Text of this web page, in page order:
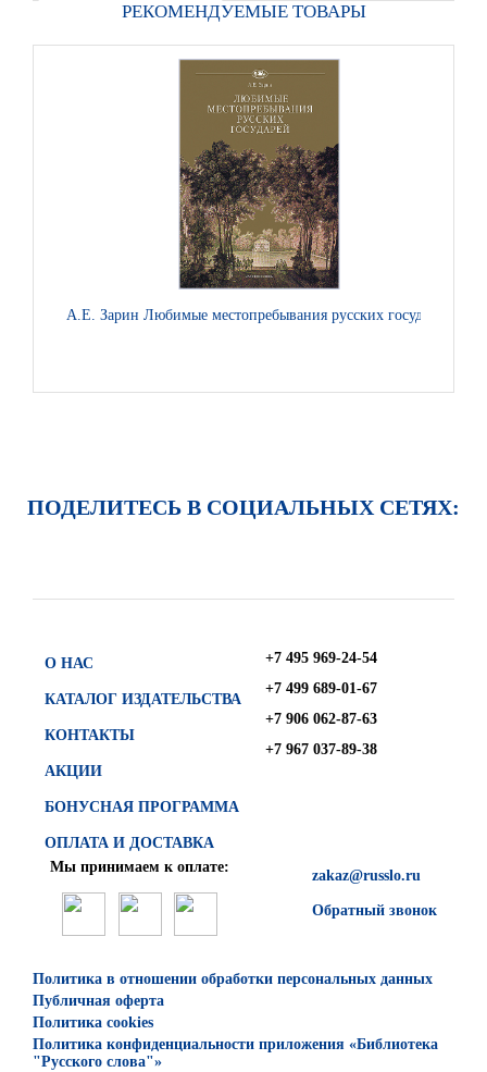
РЕКОМЕНДУЕМЫЕ ТОВАРЫ
А.Е. Зарин Любимые местопребывания русских государей
ПОДЕЛИТЕСЬ В СОЦИАЛЬНЫХ СЕТЯХ:
О НАС
КАТАЛОГ ИЗДАТЕЛЬСТВА
КОНТАКТЫ
АКЦИИ
БОНУСНАЯ ПРОГРАММА
ОПЛАТА И ДОСТАВКА
+7 495 969-24-54
+7 499 689-01-67
+7 906 062-87-63
+7 967 037-89-38
zakaz@russlo.ru
Обратный звонок
Мы принимаем к оплате:
Политика в отношении обработки персональных данных
Публичная оферта
Политика cookies
Политика конфиденциальности приложения «Библиотека
"Русского слова"»